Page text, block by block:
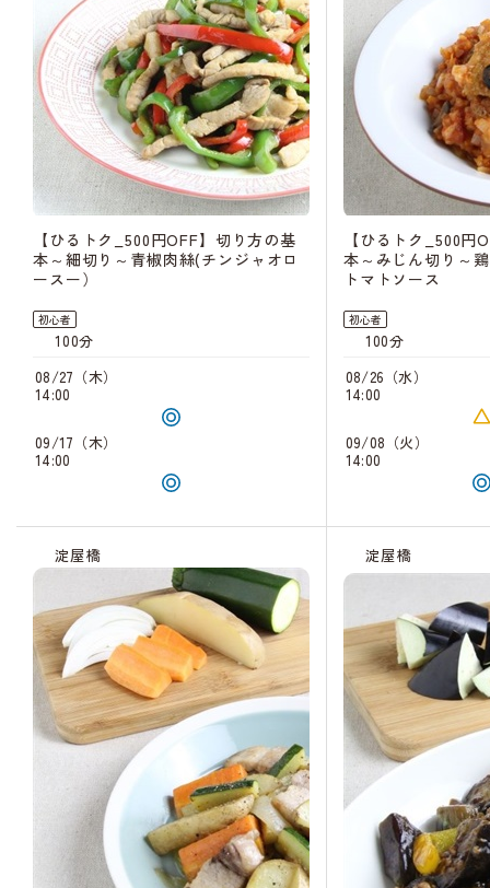
【ひるトク_500円OFF】切り方の基
本～細切り～青椒肉絲(チンジャオロ
ースー）
初心者
100分
08/27（木）
14:00
09/17（木）
14:00
【ひるトク_500円
本～みじん切り～
トマトソース
初心者
100分
08/26（水）
14:00
09/08（火）
14:00
淀屋橋 淀屋橋